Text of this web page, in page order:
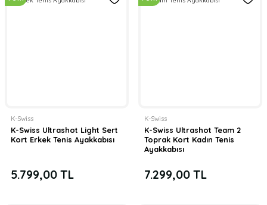
K-Swiss
K-Swiss Ultrashot Light Sert
Kort Erkek Tenis Ayakkabısı
5.799,00 TL
K-Swiss
K-Swiss Ultrashot Team 2
Toprak Kort Kadın Tenis
Ayakkabısı
7.299,00 TL